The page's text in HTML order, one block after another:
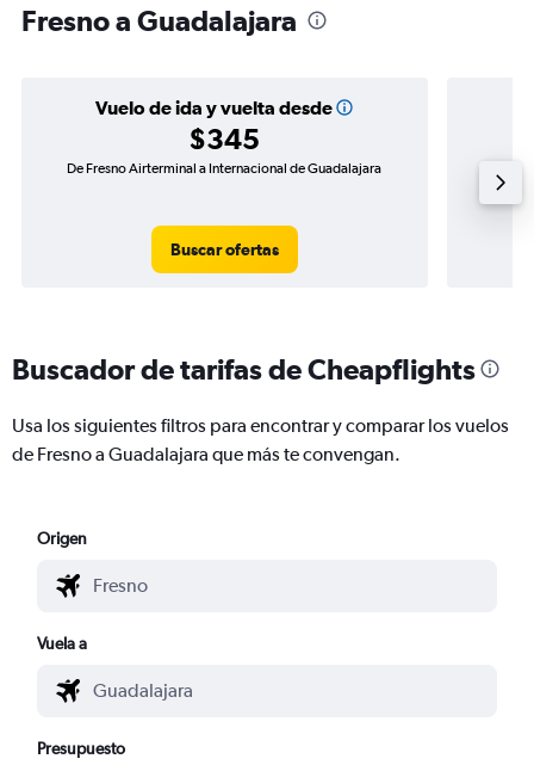
Fresno a Guadalajara
Vuelo de ida y vuelta desde
$345
De Fresno Airterminal a Internacional de Guadalajara
Buscar ofertas
Buscador de tarifas de Cheapflights
Usa los siguientes filtros para encontrar y comparar los vuelos
de Fresno a Guadalajara que más te convengan.
Origen
Vuela a
Presupuesto